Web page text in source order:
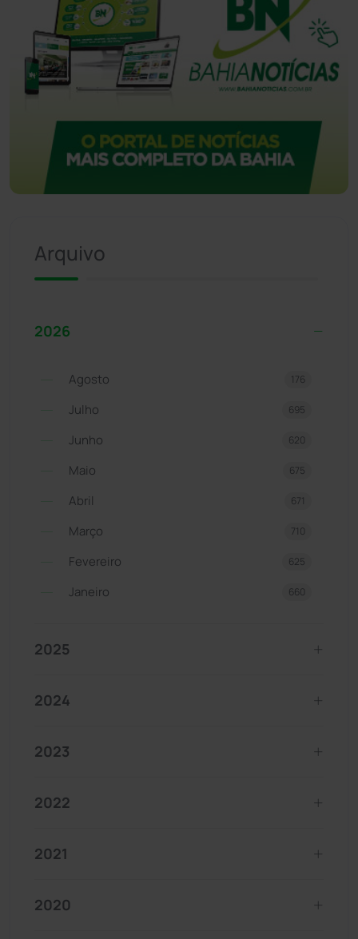
Arquivo
2026
Agosto 176
Julho 695
Junho 620
Maio 675
Abril 671
Março 710
Fevereiro 625
Janeiro 660
2025
2024
2023
2022
2021
2020